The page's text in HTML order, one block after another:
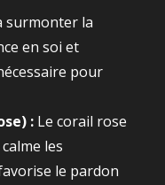
surmonter la
en soi et
pour
: Le corail rose
les
le pardon